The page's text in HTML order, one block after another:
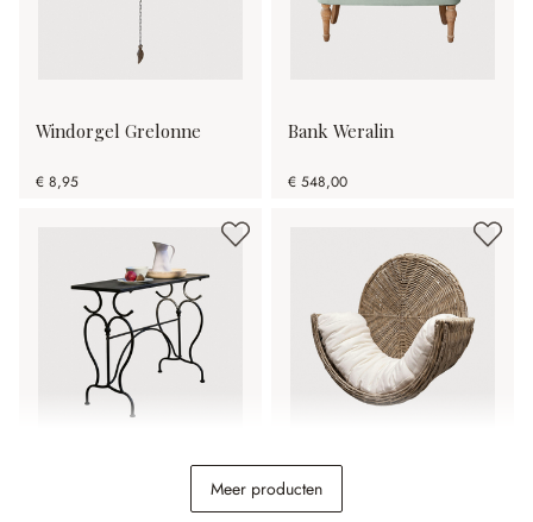
Windorgel Grelonne
€ 8,95
Bank Weralin
€ 548,00
Kattenmand voor aan de
muur Tapsino
Meer producten